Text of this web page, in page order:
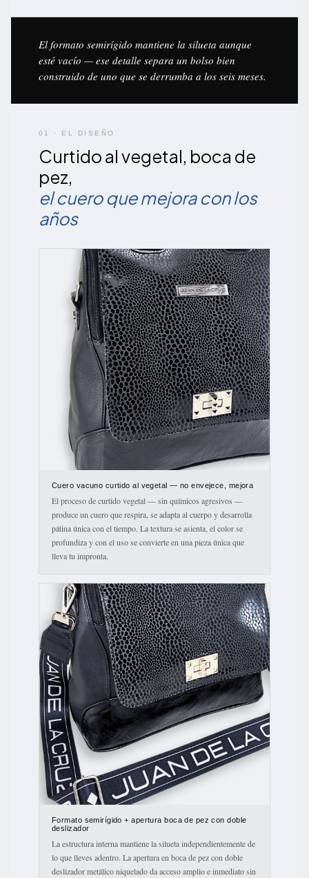
El formato semirígido mantiene la silueta aunque
esté vacío — ese detalle separa un bolso bien
construido de uno que se derrumba a los seis meses.
01 · EL DISEÑO
Curtido al vegetal, boca de
pez,
el cuero que mejora con los
años
Cuero vacuno curtido al vegetal — no envejece, mejora
El proceso de curtido vegetal — sin químicos agresivos —
produce un cuero que respira, se adapta al cuerpo y desarrolla
pátina única con el tiempo. La textura se asienta, el color se
profundiza y con el uso se convierte en una pieza única que
lleva tu impronta.
Formato semirígido + apertura boca de pez con doble
deslizador
La estructura interna mantiene la silueta independientemente de
lo que lleves adentro. La apertura en boca de pez con doble
deslizador metálico niquelado da acceso amplio e inmediato sin